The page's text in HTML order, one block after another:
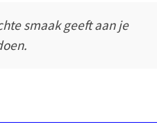
smaak geeft aan je